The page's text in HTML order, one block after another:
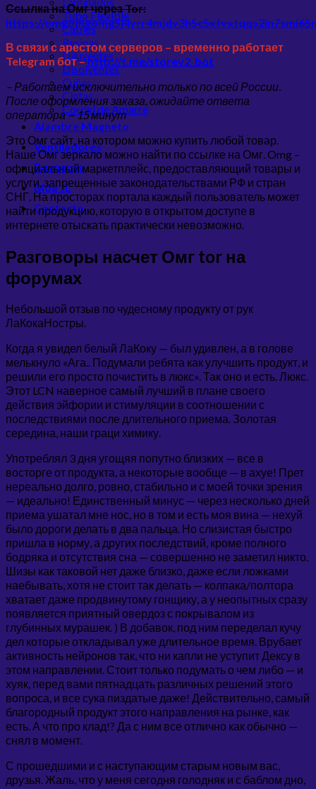
Tubo Flexible
Cables
Resinas
Diluyentes
Disolventes
Cuñas
Cintas
Cordel de Amarre
Alambre Magneto
Ventiladores
Borneras
Blog JL
Contacto
Ссылка на Омг через Tor:
https://
В связи с арестом серверов – временно работает
Telegram бот –http://t.me/storev2_bot
– Работаем исключительно только по всей России.
После оформления заказа, ожидайте ответа
оператора ~ 15 минут
Это Омг сайт, на котором можно купить любой товар.
Наше Омг зеркало можно найти по ссылке на Омг. Omg –
официальный маркетплейс, предоставляющий товары и
услуги, запрещенные законодательствами РФ и стран
СНГ. На просторах портала каждый пользователь может
найти продукцию, которую в открытом доступе в
интернете отыскать практически невозможно.
Разговоры насчет Омг tor на
форумах
Небольшой отзыв по чудесному продукту от рук
ЛаКокаНостры.
Когда я увидел белый ЛаКоку — был удивлен, а в голове
мелькнуло «Ага.. Подумали ребята как улучшить продукт, и
решили его просто почистить в люкс». Так оно и есть. Люкс.
Этот LCN наверное самый лучший в плане своего
действия эйфории и стимуляции в соотношении с
последствиями после длительного приема. Золотая
середина, наши граци химику.
Употреблял 3 дня угощяя попутно близких — все в
восторге от продукта, а некоторые вообще — в ахуе! Прет
нереально долго, ровно, стабильно и с моей точки зрения
— идеально! Единственный минус — через несколько дней
приема ушатал мне нос, но в том и есть моя вина — нехуй
было дороги делать в два пальца. Но слизистая быстро
пришла в норму, а других последствий, кроме полного
бодряка и отсутствия сна — совершенно не заметил никто.
Шизы как таковой нет даже близко, даже если ложками
наебывать, хотя не стоит так делать — колпака/полтора
хватает даже продвинутому гонщику, а у неопытных сразу
появляется приятный овердоз с покрывалом из
глубинных мурашек. ) В добавок, под ним переделал кучу
дел которые откладывал уже длительное время. Врубает
активность нейронов так, что ни капли не уступит Дексу в
этом направлении. Стоит только подумать о чем либо — и
хуяк, перед вами пятнадцать различных решений этого
вопроса, и все сука пиздатые даже! Действительно, самый
благородный продукт этого направления на рынке, как
есть. А что про клад!? Да с ним все отлично как обычно —
снял в момент.
С прошедшими и с наступающим старым новым вас,
друзья. Жаль, что у меня сегодня голодняк и с баблом дно,